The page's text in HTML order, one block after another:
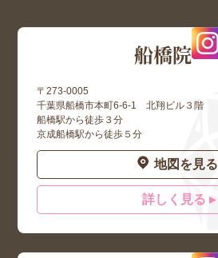
船橋院
〒273-0005
千葉県船橋市本町6-6-1 北翔ビル３階
船橋駅から徒歩３分
京成船橋駅から徒歩５分
地図を見る
詳しく見る ▸